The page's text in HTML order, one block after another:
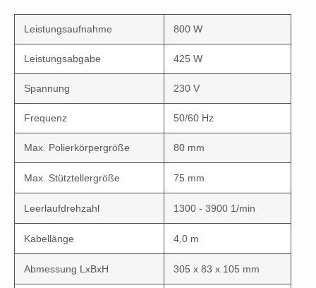
Leistungsaufnahme 800 W
Leistungsabgabe 425 W
Spannung 230 V
Frequenz 50/60 Hz
Max. Polierkörpergröße 80 mm
Max. Stütztellergröße 75 mm
Leerlaufdrehzahl 1300 - 3900 1/min
Kabellänge 4,0 m
Abmessung LxBxH 305 x 83 x 105 mm